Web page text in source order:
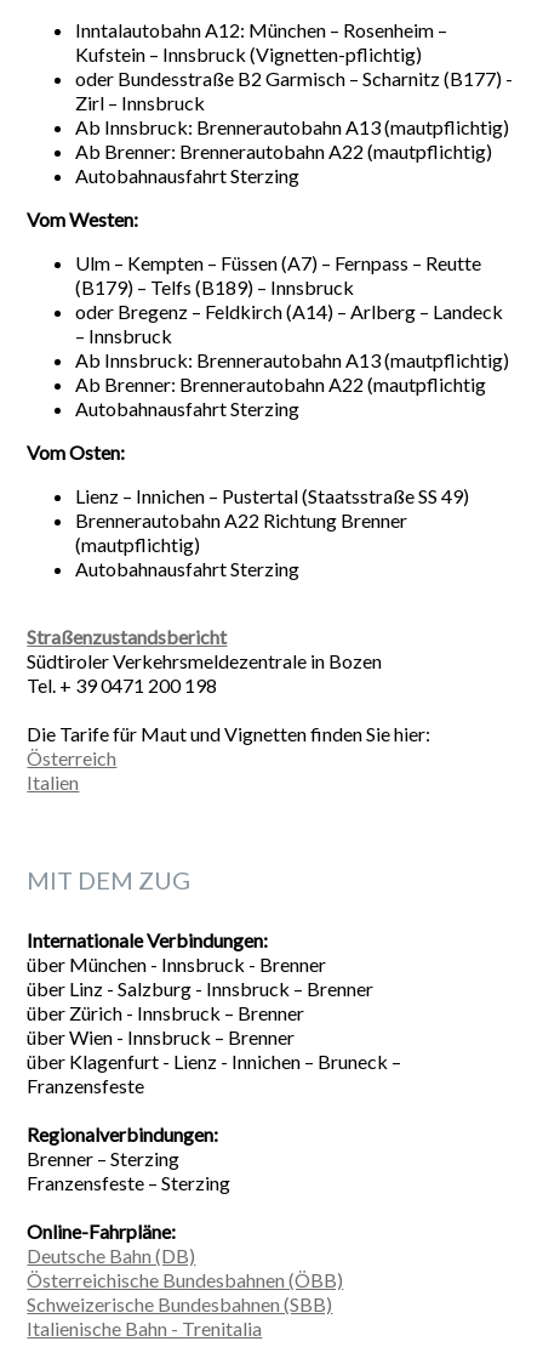
Inntalautobahn A12: München – Rosenheim –
Kufstein – Innsbruck (Vignetten-pflichtig)
oder Bundesstraße B2 Garmisch – Scharnitz (B177) -
Zirl – Innsbruck
Ab Innsbruck: Brennerautobahn A13 (mautpflichtig)
Ab Brenner: Brennerautobahn A22 (mautpflichtig)
Autobahnausfahrt Sterzing
Vom Westen:
Ulm – Kempten – Füssen (A7) – Fernpass – Reutte
(B179) – Telfs (B189) – Innsbruck
oder Bregenz – Feldkirch (A14) – Arlberg – Landeck
– Innsbruck
Ab Innsbruck: Brennerautobahn A13 (mautpflichtig)
Ab Brenner: Brennerautobahn A22 (mautpflichtig
Autobahnausfahrt Sterzing
Vom Osten:
Lienz – Innichen – Pustertal (Staatsstraße SS 49)
Brennerautobahn A22 Richtung Brenner
(mautpflichtig)
Autobahnausfahrt Sterzing
Straßenzustandsbericht
Südtiroler Verkehrsmeldezentrale in Bozen
Tel. + 39 0471 200 198
Die Tarife für Maut und Vignetten finden Sie hier:
Österreich
Italien
MIT DEM ZUG
Internationale Verbindungen:
über München - Innsbruck - Brenner
über Linz - Salzburg - Innsbruck – Brenner
über Zürich - Innsbruck – Brenner
über Wien - Innsbruck – Brenner
über Klagenfurt - Lienz - Innichen – Bruneck –
Franzensfeste
Regionalverbindungen:
Brenner – Sterzing
Franzensfeste – Sterzing
Online-Fahrpläne:
Deutsche Bahn (DB)
Österreichische Bundesbahnen (ÖBB)
Schweizerische Bundesbahnen (SBB)
Italienische Bahn - Trenitalia